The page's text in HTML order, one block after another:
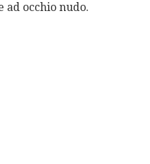
ad occhio nudo.